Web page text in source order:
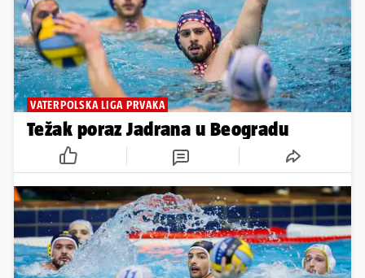
VATERPOLSKA LIGA PRVAKA
Težak poraz Jadrana u Beogradu